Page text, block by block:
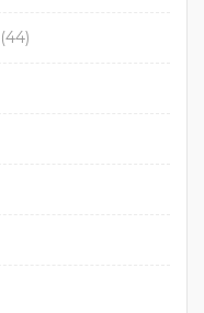
(44)